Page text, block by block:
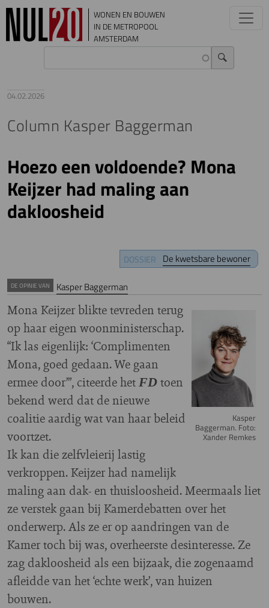
Overslaan en naar de inhoud gaan
WONEN EN BOUWEN
IN DE METROPOOL
AMSTERDAM
04.02.2026
Column Kasper Baggerman
Hoezo een voldoende? Mona
Keijzer had maling aan
dakloosheid
DOSSIER De kwetsbare bewoner
DE OPINIE VAN Kasper Baggerman
Kasper
Baggerman. Foto:
Xander Remkes
Mona Keijzer blikte tevreden terug
op haar eigen woonministerschap.
“Ik las eigenlijk: ‘Complimenten
Mona, goed gedaan. We gaan
ermee door’”, citeerde het FD toen
bekend werd dat de nieuwe
coalitie aardig wat van haar beleid
voortzet.
Ik kan die zelfvleierij lastig
verkroppen. Keijzer had namelijk
maling aan dak- en thuisloosheid. Meermaals liet
ze verstek gaan bij Kamerdebatten over het
onderwerp. Als ze er op aandringen van de
Kamer toch bij was, overheerste desinteresse. Ze
zag dakloosheid als een bijzaak, die zogenaamd
afleidde van het ‘echte werk’, van huizen
bouwen.